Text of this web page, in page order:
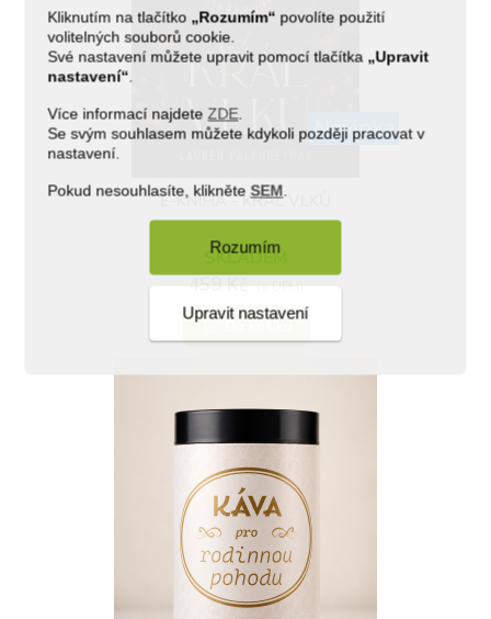
Kliknutím na tlačítko „Rozumím“ povolíte použití
volitelných souborů cookie.
Své nastavení můžete upravit pomocí tlačítka „Upravit
nastavení“.
Více informací najdeteZDE.
Se svým souhlasem můžete kdykoli později pracovat v
nastavení.
Pokud nesouhlasíte, klikněte SEM.
Rozumím
Upravit nastavení
Novinka
E-KNIHA - KRÁL VLKŮ
SKLADEM
459 Kč (s DPH)
Do košíku